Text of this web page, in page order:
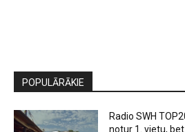
POPULĀRĀKIE
Radio SWH
notur 1. vietu,